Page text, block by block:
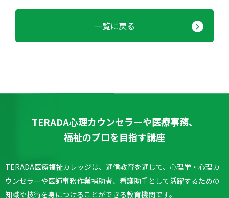
一覧に戻る
TERADA心理カウンセラーや医療事務、
福祉のプロを目指す講座
TERADA医療福祉カレッジは、通信教育を通じて、心理学・心理カ
ウンセラーや医師事務作業補助者、看護助手として活躍するための
知識や技術を身につけることができる教育機関です。